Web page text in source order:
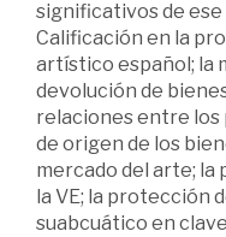
significativos de ese
Calificación en la
artístico español; la
devolución de
relaciones entre los
de origen de los
mercado del arte;
la VE; la protección
suabcuático en